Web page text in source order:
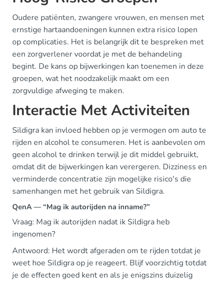
Oudere patiënten, zwangere vrouwen, en mensen met
ernstige hartaandoeningen kunnen extra risico lopen
op complicaties. Het is belangrijk dit te bespreken met
een zorgverlener voordat je met de behandeling
begint. De kans op bijwerkingen kan toenemen in deze
groepen, wat het noodzakelijk maakt om een
zorgvuldige afweging te maken.
Interactie Met Activiteiten
Sildigra kan invloed hebben op je vermogen om auto te
rijden en alcohol te consumeren. Het is aanbevolen om
geen alcohol te drinken terwijl je dit middel gebruikt,
omdat dit de bijwerkingen kan verergeren. Dizziness en
verminderde concentratie zijn mogelijke risico's die
samenhangen met het gebruik van Sildigra.
QenA — “Mag ik autorijden na inname?”
Vraag: Mag ik autorijden nadat ik Sildigra heb
ingenomen?
Antwoord: Het wordt afgeraden om te rijden totdat je
weet hoe Sildigra op je reageert. Blijf voorzichtig totdat
je de effecten goed kent en als je enigszins duizelig